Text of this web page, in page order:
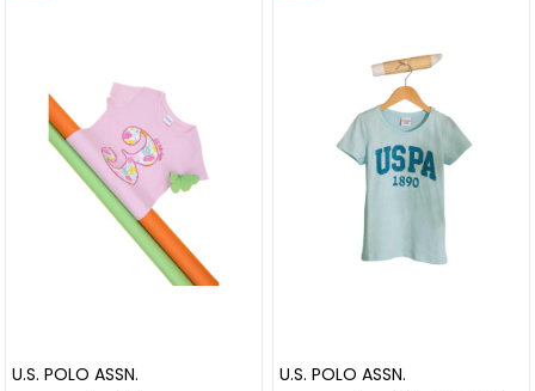
U.S. POLO ASSN.
U.S. POLO ASSN.